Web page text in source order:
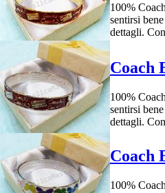
100%
sentirsi
dettagli.
Coach
100%
sentirsi
dettagli.
Coach
100%